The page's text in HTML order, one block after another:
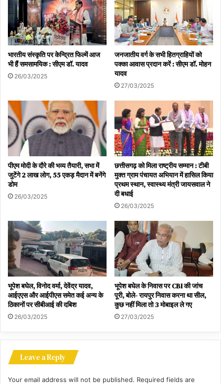
स्नेहा और अल्लू अर्जुन का एक दूसरे को लेकर पहली ही नजर में अट्रैक्शन था।
एक बार बात शुरू हुई, तो धीरे-धीरे दोस्ती ने प्यार का नाम ले लिया। फिर बात आई
परिवार को मनाने की, जिसके लिए स्नेहा के पेरेंट्स तैयार नहीं थे। दरअसल, स्नेहा
के पेरेंट्स नहीं चाहते थे कि बिजनेस मैन की बेटी होकर वह एक्टर से शादी करें।
मगर स्नेहा की जिद के आगे परिवार को हां कहना पड़ा। आज इस खूबसूरत कपल
के दो बच्चे- अयान और अरहा हैं।
Allu Arjun Birthday: Allu Arjun's love story will
win hearts
Allu Arjun Birthday: दिल जीत लेगी अल्लू अर्जुन की लव
स्टोरी
this is how he expressed love at first sight
ऐसे किया था पहली नजर वाले इश्क का इजहार
भारतीय संस्कृति पर केन्द्रित फिल्में आज
भी हैं समसामयिक : सीएम डॉ. यादव
26/03/2025
जनजातीय वर्ग के सभी हितग्राहियों को
पक्का आवास प्रदान करें : सीएम डॉ. मोहन
यादव
27/03/2025
पीएम मोदी के दौरे की भव्य तैयारी, सभा में
जुटेंगे 2 लाख लोग, 55 एकड़ मैदान में बनेंगे
डोम
26/03/2025
छत्तीसगढ़ को मिला राष्ट्रीय सम्मान : टीबी
मुक्त ग्राम पंचायत अभियान में हासिल किया
प्रथम स्थान, स्वास्थ्य मंत्री जायसवाल ने
दी बधाई
26/03/2025
भूपेश बघेल, विनोद वर्मा, देवेंद्र यादव,
आईएएस और आईपीएस समेत कई अन्य के
ठिकानों पर सीबीआई की दबिश
26/03/2025
भूपेश बघेल के निवास पर CBI की जांच
पूरी, बोले- रायपुर निवास करना था सील,
कुछ नहीं मिला तो 3 मोबाइल ले गए
27/03/2025
Leave a Reply
Your email address will not be published. Required fields are